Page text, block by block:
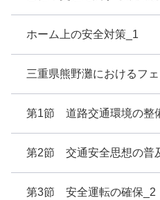
ホーム上の安全対策_1
三重県熊野灘におけるフ
第1節 道路交通環境の整
第2節 交通安全思想の普
第3節 安全運転の確保_2